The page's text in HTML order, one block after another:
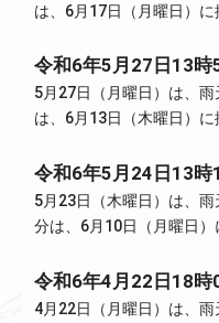
は、6月17日（月曜日）に
令和6年5月27日13時
5月27日（月曜日）は、
は、6月13日（木曜日）に
令和6年5月24日13時
5月23日（木曜日）は、
分は、6月10日（月曜日）
令和6年4月22日18時
4月22日（月曜日）は、